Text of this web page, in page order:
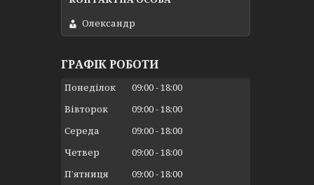
Олександр
ГРАФІК РОБОТИ
Понеділок 09:00 18:00
Вівторок
09:00 18:00
Середа
09:00 18:00
Четвер
09:00 18:00
Пʼятниця
09:00 18:00